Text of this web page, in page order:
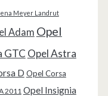
Meyer Landrut
Adam Opel
GTC Opel Astra
D Opel Corsa
2011 Opel Insignia